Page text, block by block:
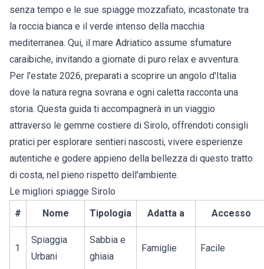
senza tempo e le sue spiagge mozzafiato, incastonate tra
la roccia bianca e il verde intenso della macchia
mediterranea. Qui, il mare Adriatico assume sfumature
caraibiche, invitando a giornate di puro relax e avventura.
Per l'estate 2026, preparati a scoprire un angolo d'Italia
dove la natura regna sovrana e ogni caletta racconta una
storia. Questa guida ti accompagnerà in un viaggio
attraverso le gemme costiere di Sirolo, offrendoti consigli
pratici per esplorare sentieri nascosti, vivere esperienze
autentiche e godere appieno della bellezza di questo tratto
di costa, nel pieno rispetto dell'ambiente.
Le migliori spiagge Sirolo
#
Nome Tipologia Adatta a Accesso
1
Spiaggia
Urbani
Sabbia e
ghiaia
Famiglie Facile